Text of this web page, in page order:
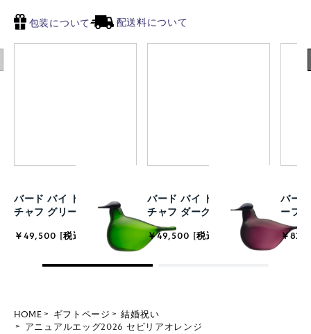
包装について 配送料について
バード バイ トイッカ チフ
チャフ グリーン
￥49,500 [税込]
バード バイ トイッカ チフ
チャフ ダークライラック
￥49,500 [税込]
バー
ーフ
￥
HOME ギフトページ
結婚祝い
アニュアルエッグ2026 セビリアオレンジ